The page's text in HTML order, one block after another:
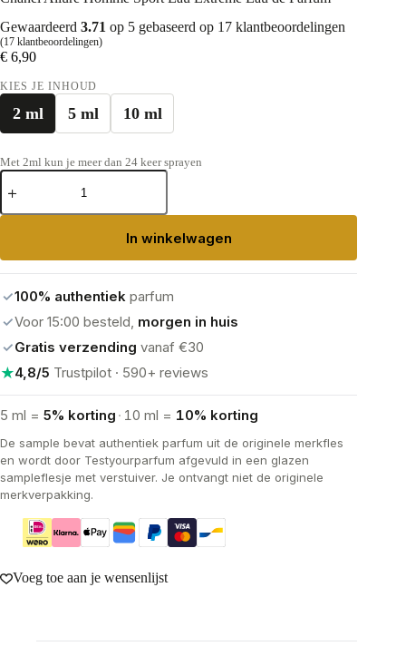
Gewaardeerd 3.71 op 5 gebaseerd op 17 klantbeoordelingen
(17 klantbeoordelingen)
€ 6,90
KIES JE INHOUD
2 ml 5 ml 10 ml
Met 2ml kun je meer dan 24 keer sprayen
Chanel
Allure
Sport
Parfum
aantal
In winkelwagen
✓100% authentiek parfum
✓Voor 15:00 besteld, morgen in huis
✓Gratis verzending vanaf €30
★4,8/5 Trustpilot · 590+ reviews
5 ml = 5% korting · 10 ml = 10% korting
De sample bevat authentiek parfum uit de originele merkfles
en wordt door Testyourparfum afgevuld in een glazen
sampleflesje met verstuiver. Je ontvangt niet de originele
merkverpakking.
Voeg toe aan je wensenlijst